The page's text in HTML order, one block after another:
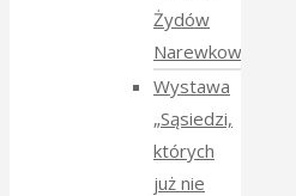
Żydów
Narewkowskich
Wystawa
„Sąsiedzi,
których
już nie